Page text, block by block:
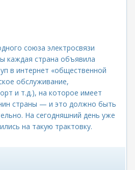
союза электросвязи
каждая страна объявила
в интернет «общественной
обслуживание,
и т.д.), на которое имеет
страны — и это должно быть
На сегодняшний день уже
на такую трактовку.